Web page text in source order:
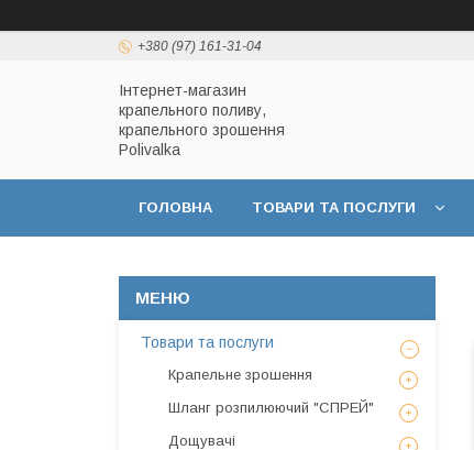
+380 (97) 161-31-04
Інтернет-магазин
крапельного поливу,
крапельного зрошення
Polivalka
ГОЛОВНА ТОВАРИ ТА ПОСЛУГИ
Товари та послуги
Крапельне зрошення
Шланг розпилюючий "СПРЕЙ"
Дощувачі